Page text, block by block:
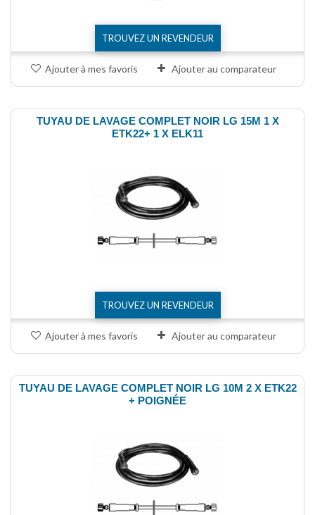
TROUVEZ UN REVENDEUR
Ajouter à mes favoris Ajouter au comparateur
TUYAU DE LAVAGE COMPLET NOIR LG 15M 1 X
ETK22+ 1 X ELK11
TROUVEZ UN REVENDEUR
Ajouter à mes favoris Ajouter au comparateur
TUYAU DE LAVAGE COMPLET NOIR LG 10M 2 X ETK22
+ POIGNÉE